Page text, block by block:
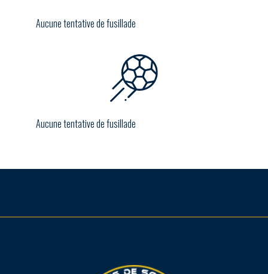
Aucune tentative de fusillade
Aucune tentative de fusillade